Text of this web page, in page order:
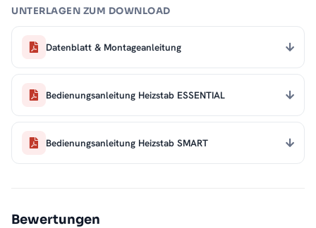
UNTERLAGEN ZUM DOWNLOAD
Datenblatt & Montageanleitung
Bedienungsanleitung Heizstab ESSENTIAL
Bedienungsanleitung Heizstab SMART
Bewertungen